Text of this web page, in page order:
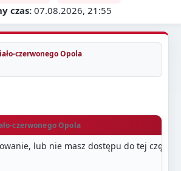
czas: 07.08.2026, 21:55
czerwonego Opola
czerwonego Opola
lub nie masz dostępu do tej części